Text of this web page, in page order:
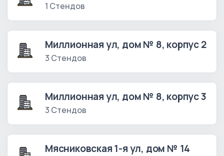
1 Стендов
Миллионная ул, дом № 8, корпус 2
3 Стендов
Миллионная ул, дом № 8, корпус 3
3 Стендов
Мясниковская 1-я ул, дом № 14